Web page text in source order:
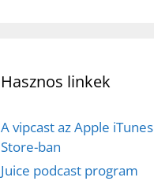
Hasznos linkek
A vipcast az Apple iTunes
Store-ban
Juice podcast program